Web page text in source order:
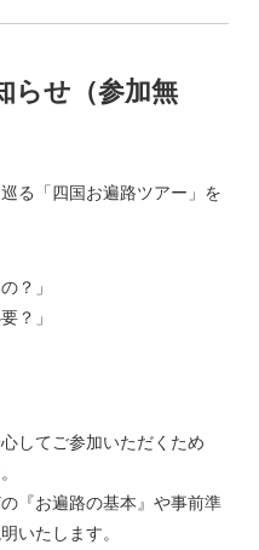
らせ（参加無
る「四国お遍路ツアー」を
？」
？」
してご参加いただくため
『お遍路の基本』や事前準
いたします。